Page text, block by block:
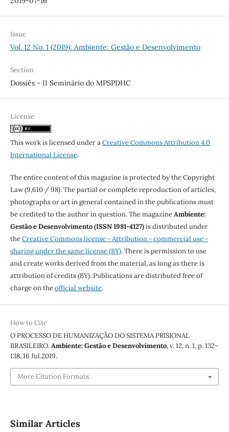
Issue
Vol. 12 No. 1 (2019): Ambiente: Gestão e Desenvolvimento
Section
Dossiês - II Seminário do MPSPDHC
License
This work is licensed under aCreative Commons Attribution 4.0
International License.
The entire content of this magazine is protected by the Copyright
Law (9,610 / 98). The partial or complete reproduction of articles,
photographs or art in general contained in the publications must
be credited to the author in question. The magazineAmbiente:
Gestão e Desenvolvimento (ISSN 1981-4127)is distributed under
theCreative Commons license - Attribution - commercial use -
sharing under the same license (BY). There is permission to use
and create works derived from the material, as long as there is
attribution of credits (BY). Publications are distributed free of
charge on theofficial website.
How to Cite
O PROCESSO DE HUMANIZAÇÃO DO SISTEMA PRISIONAL
BRASILEIRO.Ambiente: Gestão e Desenvolvimento, v. 12, n. 1, p. 132–
138, 16 Jul.2019.
More Citation Formats
Similar Articles